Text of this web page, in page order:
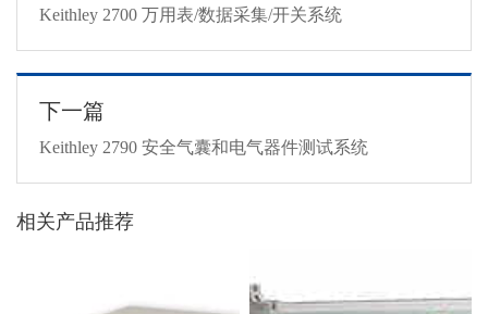
Keithley 2700 万用表/数据采集/开关系统
下一篇
Keithley 2790 安全气囊和电气器件测试系统
相关产品推荐